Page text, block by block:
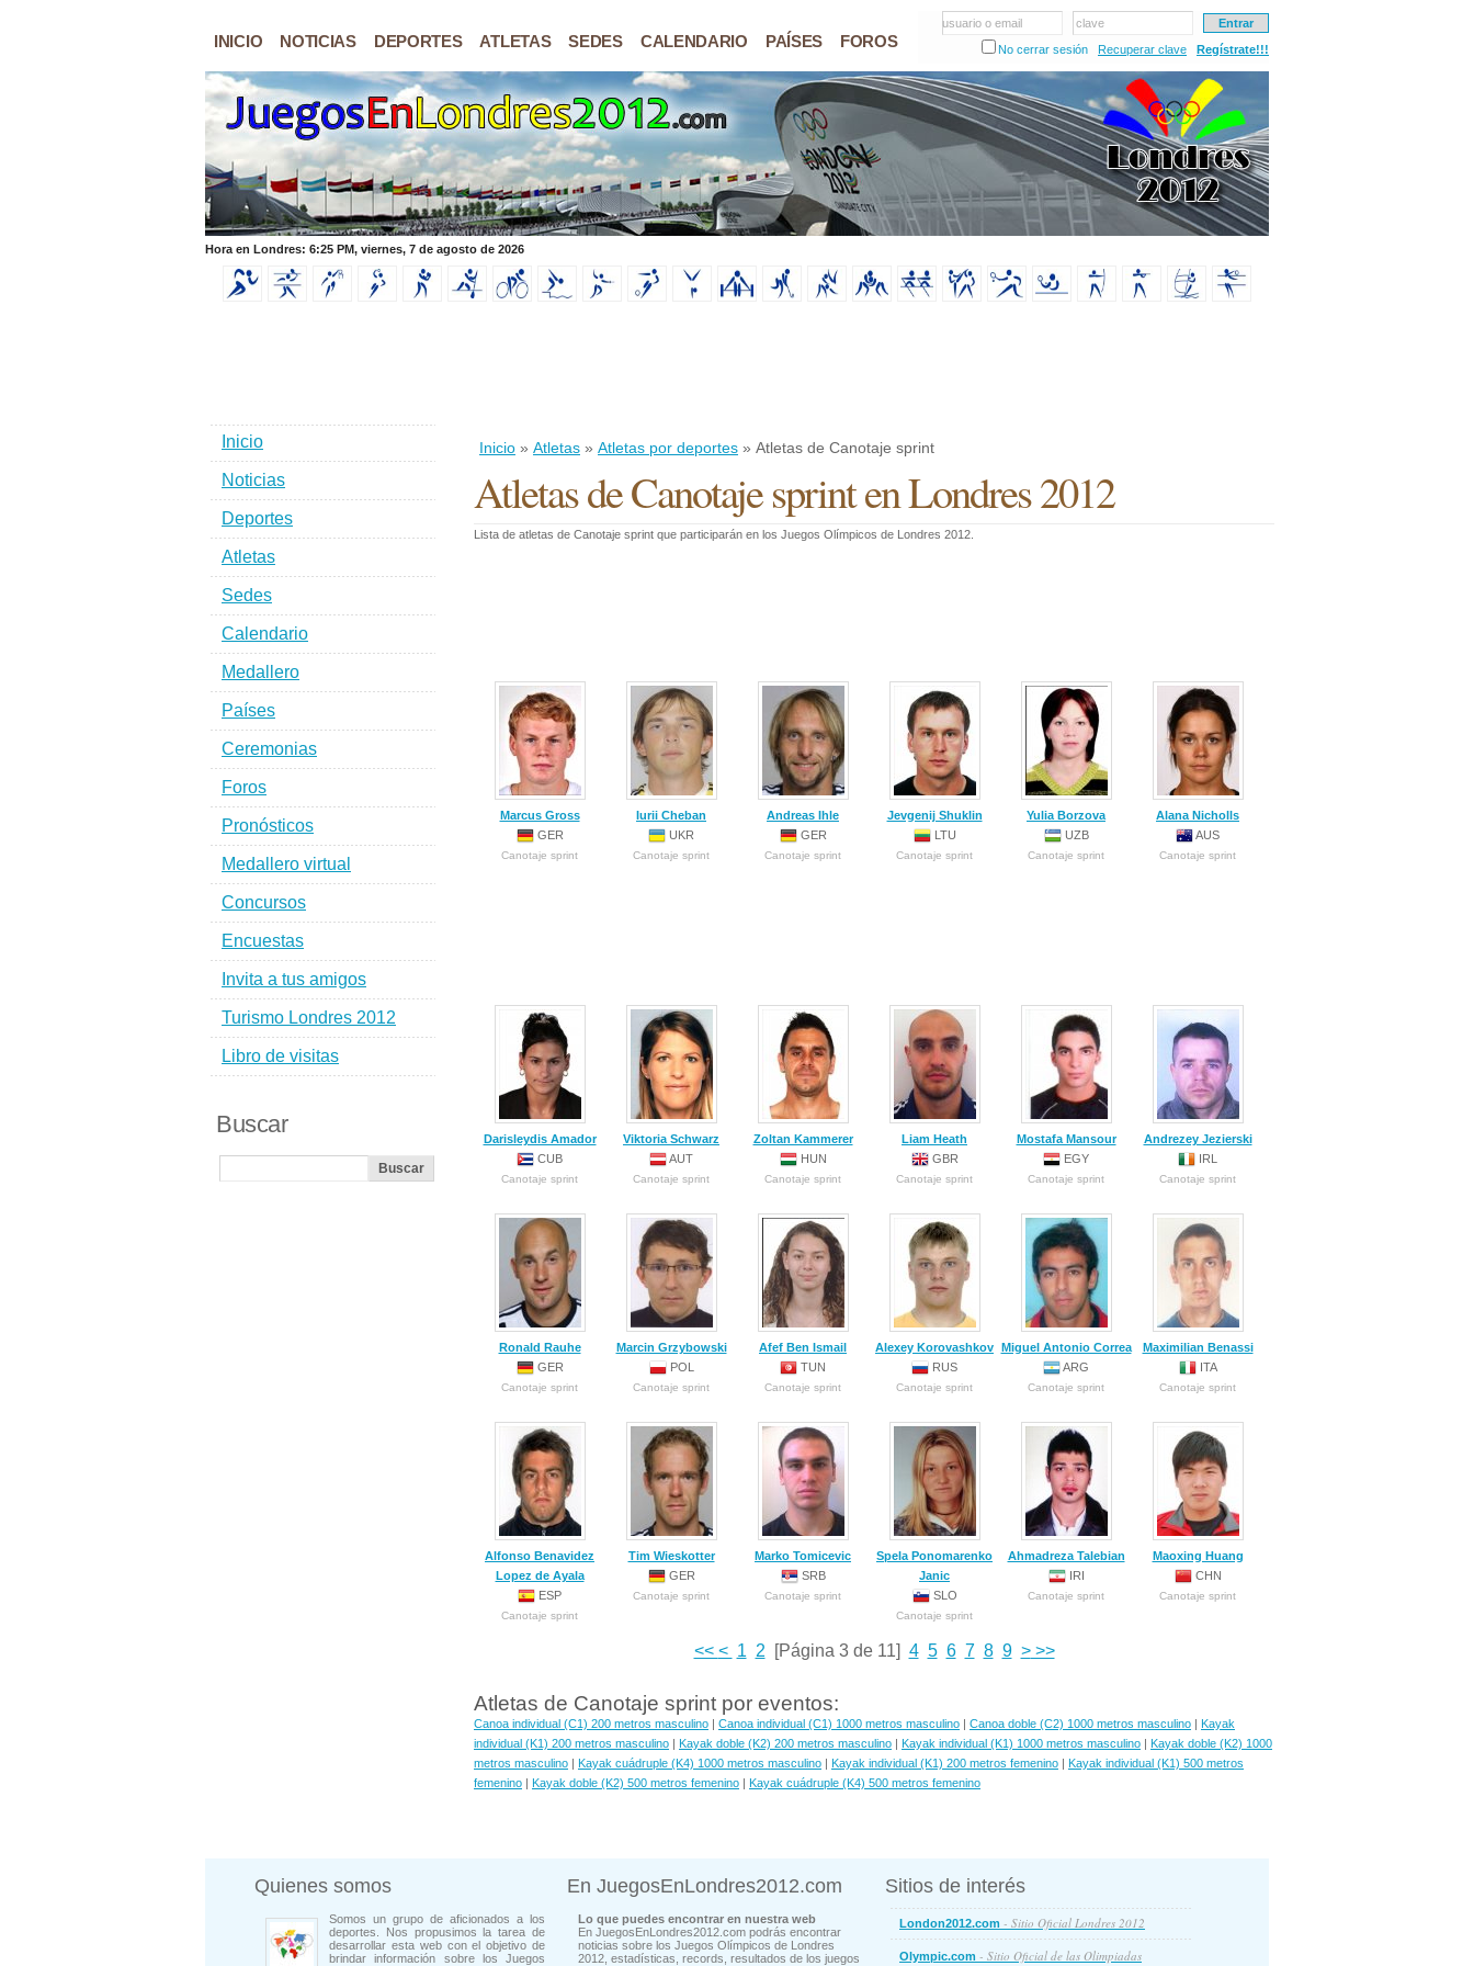
INICIO NOTICIAS DEPORTES ATLETAS SEDES CALENDARIO PAÍSES FOROS
usuario o email
clave
No cerrar sesión
Recuperar clave Regístrate!!!
Hora en Londres: 6:25 PM, viernes, 7 de agosto de 2026
Inicio » Atletas » Atletas por deportes » Atletas de Canotaje sprint
Atletas de Canotaje sprint en Londres 2012
Lista de atletas de Canotaje sprint que participarán en los Juegos Olímpicos de Londres 2012.
Marcus Gross
GER
Canotaje sprint
Iurii Cheban
UKR
Canotaje sprint
Andreas Ihle
GER
Canotaje sprint
Jevgenij Shuklin
LTU
Canotaje sprint
Yulia Borzova
UZB
Canotaje sprint
Alana Nicholls
AUS
Canotaje sprint
Darisleydis Amador
CUB
Canotaje sprint
Viktoria Schwarz
AUT
Canotaje sprint
Zoltan Kammerer
HUN
Canotaje sprint
Liam Heath
GBR
Canotaje sprint
Mostafa Mansour
EGY
Canotaje sprint
Andrezey Jezierski
IRL
Canotaje sprint
Ronald Rauhe
GER
Canotaje sprint
Marcin Grzybowski
POL
Canotaje sprint
Afef Ben Ismail
TUN
Canotaje sprint
Alexey Korovashkov
RUS
Canotaje sprint
Miguel Antonio Correa
ARG
Canotaje sprint
Maximilian Benassi
ITA
Canotaje sprint
Alfonso Benavidez
Lopez de Ayala
ESP
Canotaje sprint
Tim Wieskotter
GER
Canotaje sprint
Marko Tomicevic
SRB
Canotaje sprint
Spela Ponomarenko
Janic
SLO
Canotaje sprint
Ahmadreza Talebian
IRI
Canotaje sprint
Maoxing Huang
CHN
Canotaje sprint
<< < 1 2 [Página 3 de 11] 4 5 6 7 8 9 >>>
Atletas de Canotaje sprint por eventos:
Canoa individual (C1) 200 metros masculino | Canoa individual (C1) 1000 metros masculino | Canoa doble (C2) 1000 metros masculino | Kayak
individual (K1) 200 metros masculino | Kayak doble (K2) 200 metros masculino | Kayak individual (K1) 1000 metros masculino | Kayak doble (K2) 1000
metros masculino | Kayak cuádruple (K4) 1000 metros masculino | Kayak individual (K1) 200 metros femenino | Kayak individual (K1) 500 metros
femenino | Kayak doble (K2) 500 metros femenino | Kayak cuádruple (K4) 500 metros femenino
Inicio
Noticias
Deportes
Atletas
Sedes
Calendario
Medallero
Países
Ceremonias
Foros
Pronósticos
Medallero virtual
Concursos
Encuestas
Invita a tus amigos
Turismo Londres 2012
Libro de visitas
Buscar
Quienes somos
Somos un grupo de aficionados a los
deportes. Nos propusimos la tarea de
desarrollar esta web con el objetivo de
brindar información sobre los Juegos
En JuegosEnLondres2012.com
Lo que puedes encontrar en nuestra web
En JuegosEnLondres2012.com podrás encontrar
noticias sobre los Juegos Olímpicos de Londres
2012, estadísticas, records, resultados de los juegos
Sitios de interés
London2012.com - Sitio Oficial Londres 2012
Olympic.com - Sitio Oficial de las Olimpiadas